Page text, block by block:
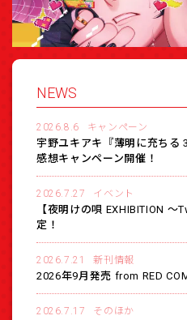
NEWS
2026.8.6 キャンペーン
宇野ユキアキ『薄明に充ちる
感想キャンペーン開催！
2026.7.27 イベント
【夜明けの唄 EXHIBITION
定！
2026.7.21 新刊情報
2026年9月発売 from RED
2026.7.17 そのほか